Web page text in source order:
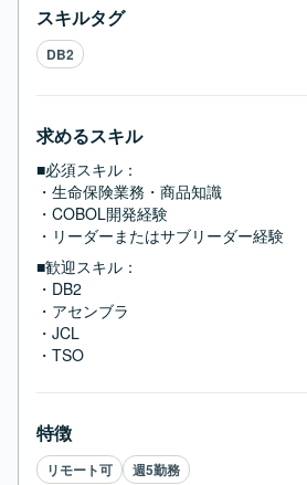
スキルタグ
DB2
求めるスキル
■必須スキル：
・生命保険業務・商品知識
・COBOL開発経験
・リーダーまたはサブリーダー経験
■歓迎スキル：
・DB2
・アセンブラ
・JCL
・TSO
特徴
リモート可 週5勤務